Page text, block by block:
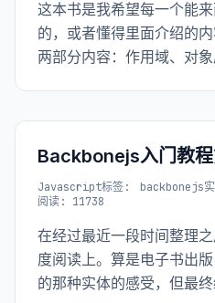
这本书是我希望每一个能
的，或者懂得里面介绍的
两部分内容：作用域、对象
Backbonejs入门教程
Javascript标签: backbonejs
阅读: 11738
在经过最近一段时间整理
度阅读上。算是电子书出
的那种实体的感受，但最